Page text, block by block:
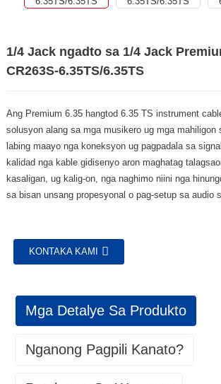
1/4 Jack ngadto sa 1/4 Jack
CR263S-6.35TS/6.35TS
Ang Premium 6.35 hangtod 6.35 TS instrument
solusyon alang sa mga musikero ug mga mahiligon
labing maayo nga koneksyon ug pagpadala sa
kalidad nga kable gidisenyo aron maghatag
kasaligan, ug kalig-on, nga naghimo niini nga
sa bisan unsang propesyonal o pag-setup sa audio
KONTAKA KAMI
Mga Detalye Sa Produkto
Nganong Pagpili Kanato?